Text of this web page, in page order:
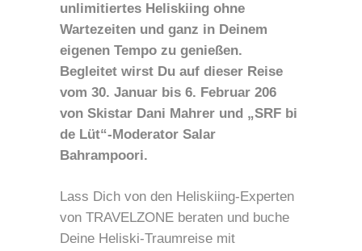
unlimitiertes Heliskiing ohne
Wartezeiten und ganz in Deinem
eigenen Tempo zu genießen.
Begleitet wirst Du auf dieser Reise
vom 30. Januar bis 6. Februar 206
von Skistar Dani Mahrer und „SRF bi
de Lüt“-Moderator Salar
Bahrampoori.
Lass Dich von den Heliskiing-Experten
von TRAVELZONE beraten und buche
Deine Heliski-Traumreise mit